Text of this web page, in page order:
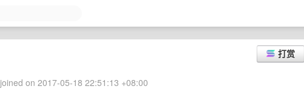
打赏
on 2017-05-18 22:51:13 +08:00